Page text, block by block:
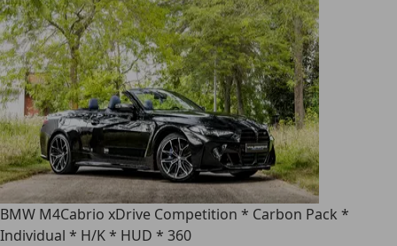
BMW M4Cabrio xDrive Competition * Carbon Pack *
Individual * H/K * HUD * 360